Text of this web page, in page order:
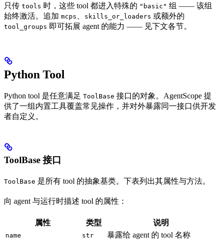
只传 tools 时，这些 tool 都进入特殊的 "basic" 组 —— 该组
始终激活。追加 mcps skills_or_loaders 或额外的
tool_groups 即可拓展 agent 的能力 —— 见下文各节。
Python Tool
Python tool 是任意满足 ToolBase 接口的对象。AgentScope 提
供了一组内置工具覆盖常见操作，并对外暴露同一接口供开发
者自定义。
ToolBase 接口
ToolBase 是所有 tool 的抽象基类。下表列出其属性与方法。
向 agent 与运行时描述 tool 的属性：
属性 类型 说明
name str 暴露给 agent 的 tool 名称